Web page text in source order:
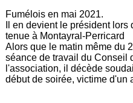
Fumélois en mai 2021.
Il en devient le président
tenue à Montayral-Perricard
Alors que le matin même du
séance de travail du Conseil
l'association, il décède
début de soirée, victime d'un